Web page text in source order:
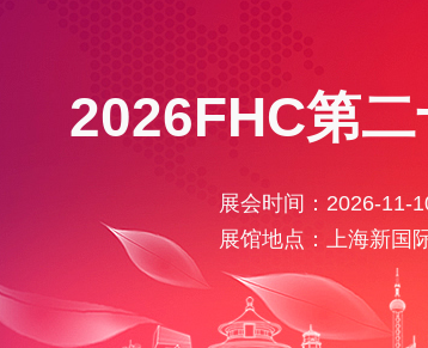
2026FHC第
展会时间：2026-11-
展馆地点：上海新国